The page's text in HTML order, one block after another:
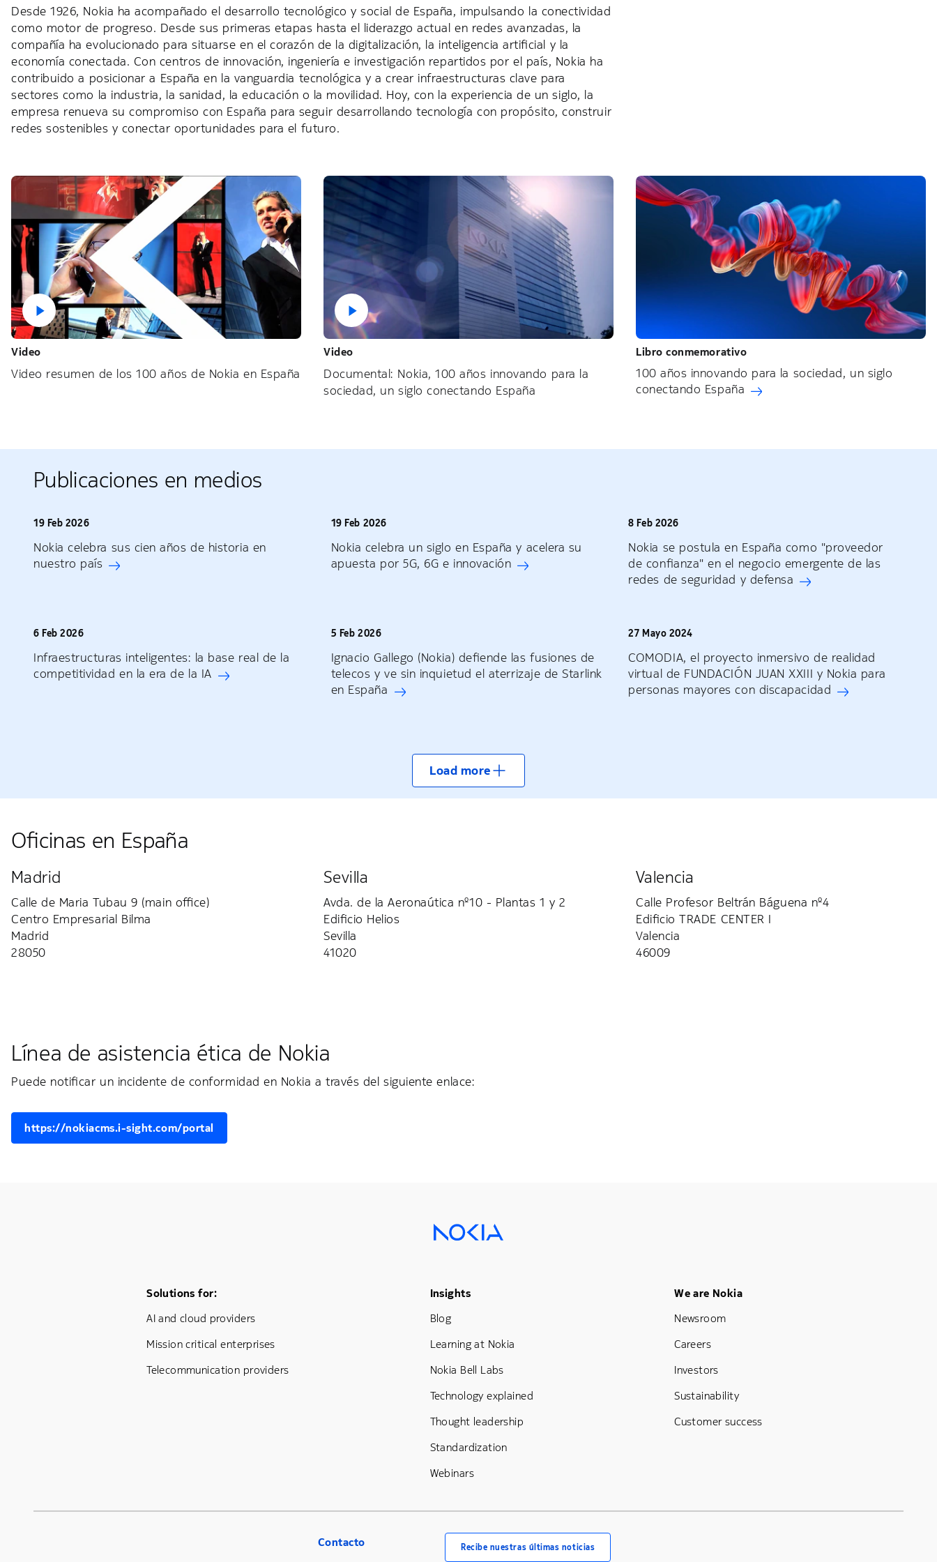
Desde 1926, Nokia ha acompañado el desarrollo tecnológico y social de España, impulsando la conectividad
como motor de progreso. Desde sus primeras etapas hasta el liderazgo actual en redes avanzadas, la
compañía ha evolucionado para situarse en el corazón de la digitalización, la inteligencia artificial y la
economía conectada. Con centros de innovación, ingeniería e investigación repartidos por el país, Nokia ha
contribuido a posicionar a España en la vanguardia tecnológica y a crear infraestructuras clave para
sectores como la industria, la sanidad, la educación o la movilidad. Hoy, con la experiencia de un siglo, la
empresa renueva su compromiso con España para seguir desarrollando tecnología con propósito, construir
redes sostenibles y conectar oportunidades para el futuro.
Video
Video resumen de los 100 años de Nokia en España
Video
Documental: Nokia, 100 años innovando para la
sociedad, un siglo conectando España
Libro conmemorativo
100 años innovando para la sociedad, un siglo
conectando España
Publicaciones en medios
19 Feb 2026
Nokia celebra sus cien años de historia en
nuestro país
19 Feb 2026
Nokia celebra un siglo en España y acelera su
apuesta por 5G, 6G e innovación
8 Feb 2026
Nokia se postula en España como "proveedor
de confianza" en el negocio emergente de las
redes de seguridad y defensa
6 Feb 2026
Infraestructuras inteligentes: la base real de la
competitividad en la era de la IA
5 Feb 2026
Ignacio Gallego (Nokia) defiende las fusiones de
telecos y ve sin inquietud el aterrizaje de Starlink
en España
27 Mayo 2024
COMODIA, el proyecto inmersivo de realidad
virtual de FUNDACIÓN JUAN XXIII y Nokia para
personas mayores con discapacidad
Load more
Oficinas en España
Madrid
Calle de Maria Tubau 9 (main office)
Centro Empresarial Bilma
Madrid
28050
Sevilla
Avda. de la Aeronaútica nº10 - Plantas 1 y 2
Edificio Helios
Sevilla
41020
Valencia
Calle Profesor Beltrán Báguena nº4
Edificio TRADE CENTER I
Valencia
46009
Línea de asistencia ética de Nokia
Puede notificar un incidente de conformidad en Nokia a través del siguiente enlace:
https://nokiacms.i-sight.com/portal
Footer Menu One
Solutions for:
AI and cloud providers
Mission critical enterprises
Telecommunication providers
Footer Menu Three
Insights
Blog
Learning at Nokia
Nokia Bell Labs
Technology explained
Thought leadership
Standardization
Webinars
Footer Menu Five
We are Nokia
Newsroom
Careers
Investors
Sustainability
Customer success
Contacto
Recibe nuestras últimas noticias